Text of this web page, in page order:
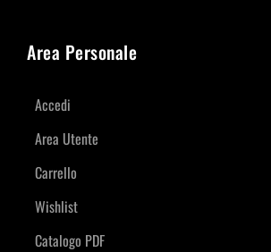
Area Personale
Accedi
Area Utente
Carrello
Wishlist
Catalogo PDF